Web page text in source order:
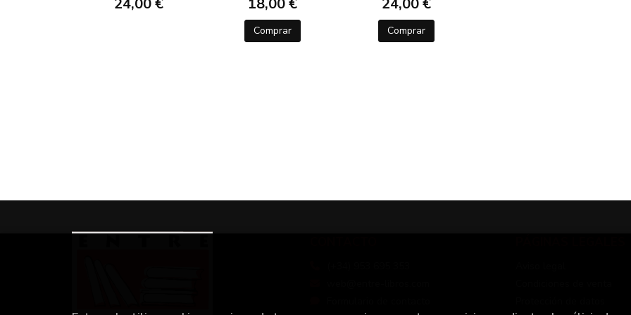
24,00 € 18,00 €
Comprar
24,00 €
Comprar